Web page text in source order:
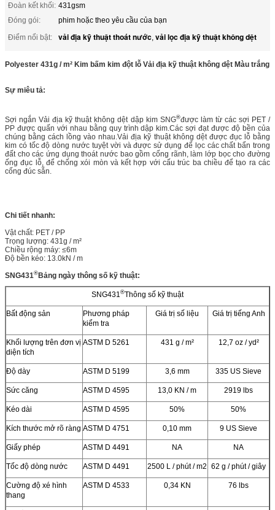
Đoàn kết khối: 431gsm
Đóng gói:
phim hoặc theo yêu cầu của bạn
Điểm nổi bật:
vải địa kỹ thuật thoát nước, vải lọc địa kỹ thuật không dệt
Polyester 431g / m² Kim bấm kim đột lỗ Vải địa kỹ thuật không dệt Màu trắng
Sự miêu tả:
Sợi ngắn Vải địa kỹ thuật không dệt dập kim SNG®được làm từ các sợi PET /
PP được quấn với nhau bằng quy trình dập kim.Các sợi đạt được độ bền của
chúng bằng cách lồng vào nhau.Vải địa kỹ thuật không dệt được đục lỗ bằng
kim có tốc độ dòng nước tuyệt vời và được sử dụng để lọc các chất bẩn trong
đất cho các ứng dụng thoát nước bao gồm cống rãnh, làm lớp bọc cho đường
ống đục lỗ, để chống xói mòn và kết hợp với cấu trúc ba chiều để tạo ra các
cống đúc sẵn.
Chi tiết nhanh:
Vật chất: PET / PP
Trọng lượng: 431g / m²
Chiều rộng máy: ≤6m
Độ bền kéo: 13.0kN / m
SNG431®Bảng ngày thông số kỹ thuật:
SNG431®Thông số kỹ thuật
Bất động sản
Phương pháp
kiểm tra
Giá trị số liệu Giá trị tiếng Anh
Khối lượng trên đơn vị
diện tích
ASTM D 5261 431 g / m² 12,7 oz / yd²
Độ dày ASTM D 5199 3,6 mm 335 US Sieve
Sức căng ASTM D 4595 13,0 KN / m 2919 lbs
Kéo dài ASTM D 4595 50% 50%
Kích thước mở rõ ràng ASTM D 4751 0,10 mm 9 US Sieve
Giấy phép ASTM D 4491 NA NA
Tốc độ dòng nước ASTM D 4491 2500 L / phút / m2 62 g / phút / giây
Cường độ xé hình
thang
ASTM D 4533 0,34 KN 76 lbs